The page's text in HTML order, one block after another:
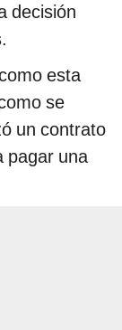
decisión
esta
se
un contrato
pagar una